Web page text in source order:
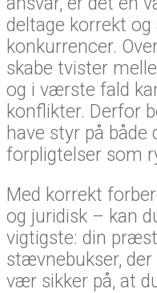
deltage korrekt og
konkurrencer.
skabe tvister
og i værste fald
konflikter. Derfor
have styr på både
forpligtelser som
Med korrekt
og juridisk – kan
vigtigste: din
stævnebukser, der
vær sikker på, at